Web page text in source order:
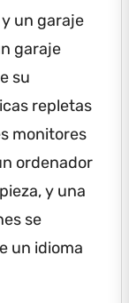
un garaje
garaje
su
repletas
monitores
ordenador
y una
se
un idioma